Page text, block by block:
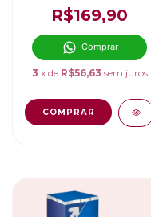
Intt
R$169,90
Comprar
3 x de R$56,63 sem juros